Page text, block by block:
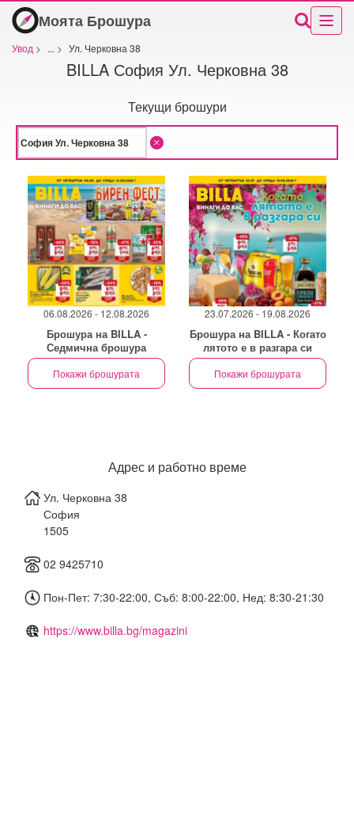
Моята Брошура
Увод > ... > Ул. Черковна 38
BILLA София Ул. Черковна 38
Текущи брошури
06.08.2026 - 12.08.2026
Брошура на BILLA -
Седмична брошура
Покажи брошурата
23.07.2026 - 19.08.2026
Брошура на BILLA - Когато
лятото е в разгара си
Покажи брошурата
Адрес и работно време
Ул. Черковна 38
София
1505
02 9425710
Пон-Пет: 7:30-22:00, Съб: 8:00-22:00, Нед: 8:30-21:30
https://www.billa.bg/magazini